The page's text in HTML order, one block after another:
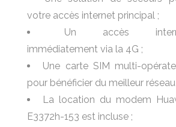
votre accès internet principal ;
Un accès
immédiatement via la 4G ;
Une carte SIM multi-
pour bénéficier du meilleur
La location du modem
E3372h-153 est incluse ;
standard, broadcast, etc.
Disponibilité du service jusqu’à
% : une garantie supplémentaire
vos services internet et nos
offrent une compensation dans le
improbable d’une interruption
service.
Les frais d’accès au service
infrastructure existante
entre l’équipement opérateur
local technique du site du client.
frais d’accès au service
la pose d’un câble de moins de
mètres et d’une hauteur
3,5 mètres en domaine privé.